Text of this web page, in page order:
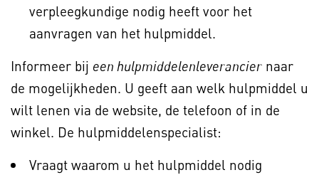
verpleegkundige nodig heeft voor het
aanvragen van het hulpmiddel.
Informeer bij een hulpmiddelenleverancier naar
de mogelijkheden. U geeft aan welk hulpmiddel u
wilt lenen via de website, de telefoon of in de
winkel. De hulpmiddelenspecialist:
Vraagt waarom u het hulpmiddel nodig